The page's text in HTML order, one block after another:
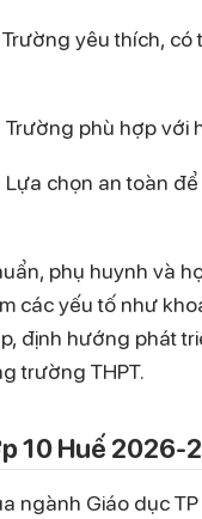
yêu thích, có
phù hợp với
chọn an toàn
phụ huynh và
các yếu tố như
định hướng phát
trường THPT.
10 Huế 2026-
ngành Giáo dục